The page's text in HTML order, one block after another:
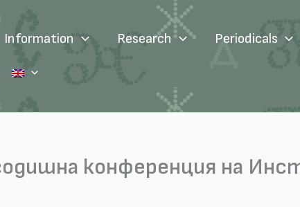
Information Research Periodicals
конференция на